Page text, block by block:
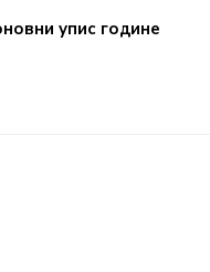
упис године